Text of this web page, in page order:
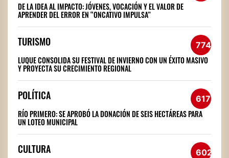
DE LA IDEA AL IMPACTO: JÓVENES, VOCACIÓN Y EL VALOR DE
APRENDER DEL ERROR EN “ONCATIVO IMPULSA”
TURISMO 774
LUQUE CONSOLIDA SU FESTIVAL DE INVIERNO CON UN ÉXITO MASIVO
Y PROYECTA SU CRECIMIENTO REGIONAL
POLÍTICA 617
RÍO PRIMERO: SE APROBÓ LA DONACIÓN DE SEIS HECTÁREAS PARA
UN LOTEO MUNICIPAL
CULTURA 602